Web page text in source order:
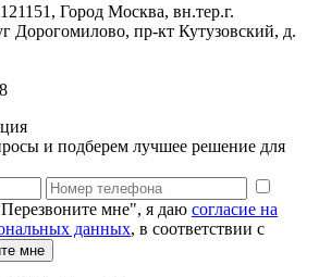
Город Москва, вн.тер.г.
Дорогомилово, пр-кт Кутузовский, д.
и подберем лучшее решение для
мне", я даю согласие на
данных, в соответствии с
мне